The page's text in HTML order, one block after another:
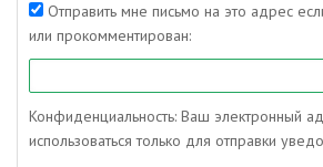
Отправить мне письмо на это адрес
или прокомментирован:
Конфиденциальность: Ваш электронный
использоваться только для отправки